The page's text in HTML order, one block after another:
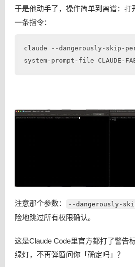
于是他动手了，操作简单到离谱：打
一条指令：
claude --dangerously-skip-
system-prompt-file CLAUDE-
注意那个参数： --dangerously-
险地跳过所有权限确认。
这是Claude Code里官方都打了警告
绿灯，不再弹窗问你「确定吗」？